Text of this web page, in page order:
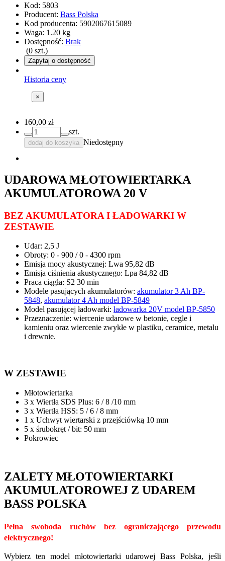
Kod: 5803
Producent: Bass Polska
Kod producenta: 5902067615089
Waga: 1.20 kg
Dostępność: Brak
(0 szt.)
Zapytaj o dostępność
Historia ceny
×
160,00 zł
szt.
dodaj do koszyka Niedostępny
UDAROWA MŁOTOWIERTARKA
AKUMULATOROWA 20 V
BEZ AKUMULATORA I ŁADOWARKI W
ZESTAWIE
Udar: 2,5 J
Obroty: 0 - 900 / 0 - 4300 rpm
Emisja mocy akustycznej: Lwa 95,82 dB
Emisja ciśnienia akustycznego: Lpa 84,82 dB
Praca ciągła: S2 30 min
Modele pasujących akumulatorów: akumulator 3 Ah BP-
5848, akumulator 4 Ah model BP-5849
Model pasującej ładowarki: ładowarka 20V model BP-5850
Przeznaczenie: wiercenie udarowe w betonie, cegle i
kamieniu oraz wiercenie zwykłe w plastiku, ceramice, metalu
i drewnie.
W ZESTAWIE
Młotowiertarka
3 x Wiertła SDS Plus: 6 / 8 /10 mm
3 x Wiertła HSS: 5 / 6 / 8 mm
1 x Uchwyt wiertarski z przejściówką 10 mm
5 x śrubokręt / bit: 50 mm
Pokrowiec
ZALETY MŁOTOWIERTARKI
AKUMULATOROWEJ Z UDAREM
BASS POLSKA
Pełna swoboda ruchów bez ograniczającego przewodu
elektrycznego!
Wybierz ten model młotowiertarki udarowej Bass Polska, jeśli